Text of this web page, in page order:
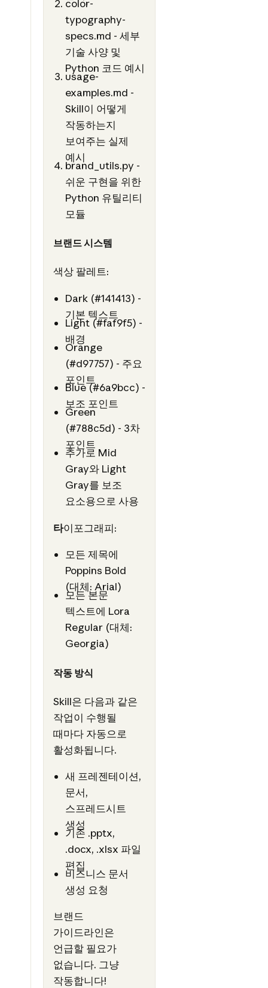
color-
typography-
specs.md - 세부
기술 사양 및
Python 코드 예시
usage-
examples.md -
Skill이 어떻게
작동하는지
보여주는 실제
예시
brand_utils.py -
쉬운 구현을 위한
Python 유틸리티
모듈
브랜드 시스템
색상 팔레트:
Dark (#141413) -
기본 텍스트
Light (#faf9f5) -
배경
Orange
(#d97757) - 주요
포인트
Blue (#6a9bcc) -
보조 포인트
Green
(#788c5d) - 3차
포인트
추가로 Mid
Gray와 Light
Gray를 보조
요소용으로 사용
타이포그래피:
모든 제목에
Poppins Bold
(대체: Arial)
모든 본문
텍스트에 Lora
Regular (대체:
Georgia)
작동 방식
Skill은 다음과 같은
작업이 수행될
때마다 자동으로
활성화됩니다.
새 프레젠테이션,
문서,
스프레드시트
생성
기존 .pptx,
.docx, .xlsx 파일
편집
비즈니스 문서
생성 요청
브랜드
가이드라인은
언급할 필요가
없습니다. 그냥
작동합니다!